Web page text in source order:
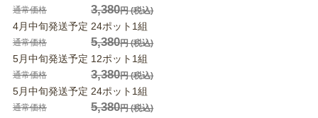
通常価格 3,380円(税込)
4月中旬発送予定 24ポット1組
通常価格 5,380円(税込)
5月中旬発送予定 12ポット1組
通常価格 3,380円(税込)
5月中旬発送予定 24ポット1組
通常価格 5,380円(税込)